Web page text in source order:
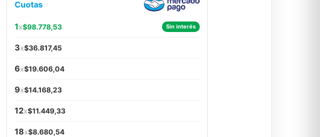
Cuotas
1x$98.778,53 Sin interés
3x$36.817,45
6x$19.606,04
9x$14.168,23
12x$11.449,33
18x$8.680,54